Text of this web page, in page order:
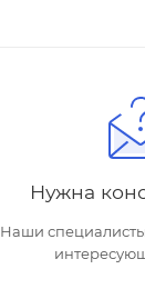
Нужна
Наши